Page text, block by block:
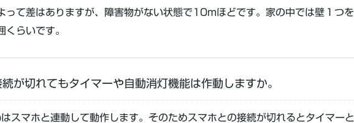
って差はありますが、障害物がない状態で10mほどです。家の中では壁１つを
くらいです。
が切れてもタイマーや自動消灯機能は作動しますか。
スマホと連動して動作します。そのためスマホとの接続が切れるとタイマーと